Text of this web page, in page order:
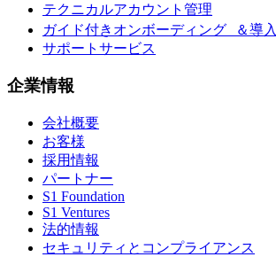
テクニカルアカウント管理
ガイド付きオンボーディング ＆導入
サポートサービス
企業情報
会社概要
お客様
採用情報
パートナー
S1 Foundation
S1 Ventures
法的情報
セキュリティとコンプライアンス